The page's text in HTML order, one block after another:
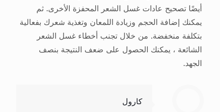
أيضًا تصحيح عادات غسل الشعر المحفزة الأخرى. ثم
يمكنك إضافة الحجم وزيادة اللمعان وتغذية شعرك بفعالية
بتكلفة منخفضة. من خلال تجنب أخطاء غسل الشعر
الشائعة ، يمكنك الحصول على ضعف النتيجة بنصف
الجهد.
كارول